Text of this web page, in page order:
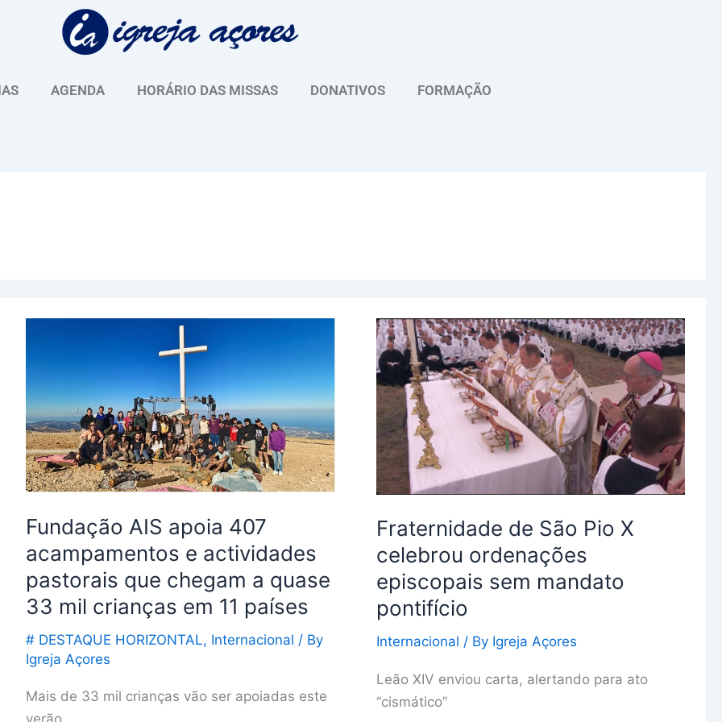
AGENDA HORÁRIO DAS MISSAS DONATIVOS FORMAÇÃO
Fundação AIS apoia 407
acampamentos e actividades
pastorais que chegam a quase
33 mil crianças em 11 países
# DESTAQUE HORIZONTAL, Internacional / By
Igreja Açores
Mais de 33 mil crianças vão ser apoiadas este
407
acampamentos
e
actividades
pastorais
chegam
a
quase
33
crianças
em
11
países
Fraternidade de São Pio X
celebrou ordenações
episcopais sem mandato
pontifício
Internacional / By Igreja Açores
Leão XIV enviou carta, alertando para ato
“cismático”
Fraternidade
de
São
Pio
X
celebrou
ordenações
episcopais
mandato
pontifício